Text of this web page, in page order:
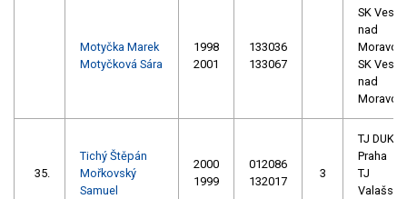
Motyčka Marek
Motyčková Sára
1998
2001
133036
133067
SK Veselí
nad
Moravou
SK Veselí
nad
Moravou
35.
Tichý Štěpán
Mořkovský
Samuel
2000
1999
012086
132017
3
TJ
Praha
TJ
Valašské